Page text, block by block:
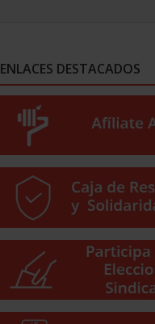
ENLACES DESTACADOS